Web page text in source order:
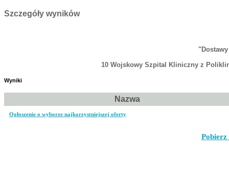
Szczegóły wyników
10 Wojskowy Szpital Kliniczny z
Wyniki
Nazwa
Ogłoszenie o wyborze najkorzystniejszej oferty
Pobierz